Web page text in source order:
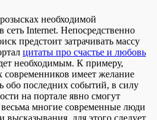
необходимой
Internet. Непосредственно
предстоит затрачивать массу
цитаты про счастье и любовь
необходимым. К примеру,
современников имеет желание
обо последних событий, в силу
на портале явно смогут
весьма многие современные люди
высказывания, для этого следует